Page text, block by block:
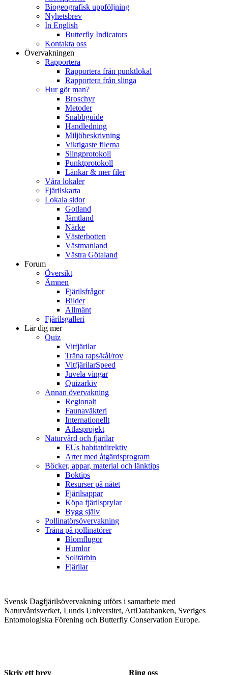
Biogeografisk uppföljning
Nyhetsbrev
In English
Butterfly Indicators
Kontakta oss
Övervakningen
Rapportera
Rapportera från punktlokal
Rapportera från slinga
Hur gör man?
Broschyr
Metoder
Snabbguide
Handledning
Miljöbeskrivning
Viktigaste filerna
Slingprotokoll
Punktprotokoll
Länkar & mer filer
Våra lokaler
Fjärilskarta
Lokala sidor
Gotland
Jämtland
Närke
Västerbotten
Västmanland
Västra Götaland
Forum
Översikt
Ämnen
Fjärilsfrågor
Bilder
Allmänt
Fjärilsgalleri
Lär dig mer
Quiz
Vitfjärilar
Träna raps/kål/rov
VitfjärilarSpeed
Juvela vingar
Quizarkiv
Annan övervakning
Regionalt
Faunaväkteri
Internationellt
Atlasprojekt
Naturvård och fjärilar
EUs habitatdirektiv
Arter med åtgärdsprogram
Böcker, appar, material och länktips
Boktips
Resurser på nätet
Fjärilsappar
Köpa fjärilsprylar
Bygg själv
Pollinatörsövervakning
Träna på pollinatörer
Blomflugor
Humlor
Solitärbin
Fjärilar
Svensk Dagfjärilsövervakning utförs i samarbete med
Naturvårdsverket, Lunds Universitet, ArtDatabanken, Sveriges
Entomologiska Förening och Butterfly Conservation Europe.
Skriv ett brev Ring oss